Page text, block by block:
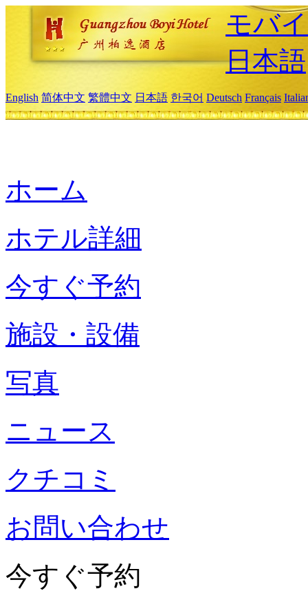
モバ
日本語
English 简体中文 繁體中文 日本語 한국어 Deutsch Français
ホーム
ホテル詳細
今すぐ予約
施設・設備
写真
ニュース
クチコミ
お問い合わせ
今すぐ予約